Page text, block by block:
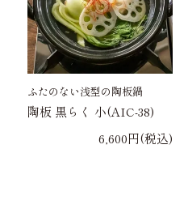
ふたのない浅型の陶板鍋
陶板 黒らく 小(AIC-38)
6,600円(税込)